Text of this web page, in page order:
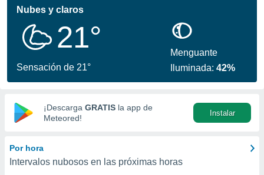
ha
calidad.
a este
las
y
digital
basada
Nubes y claros
21°
Sensación de 21°
Menguante
Iluminada:42%
¡Descarga GRATIS la app de
Meteored!
Instalar
Por hora
Intervalos nubosos en las próximas horas